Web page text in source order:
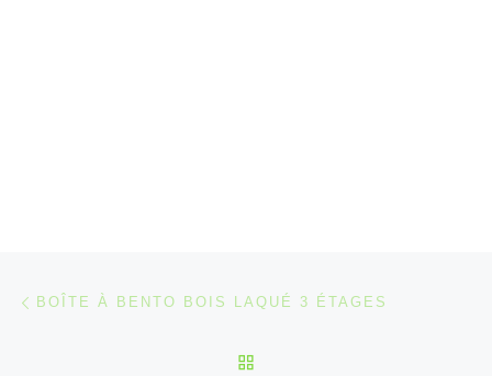
Parcourir les articles
BOÎTE À BENTO BOIS LAQUÉ 3 ÉTAGES